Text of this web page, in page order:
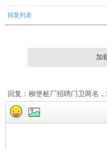
回复列表
加
回复：柳堡桩厂招聘门卫两名